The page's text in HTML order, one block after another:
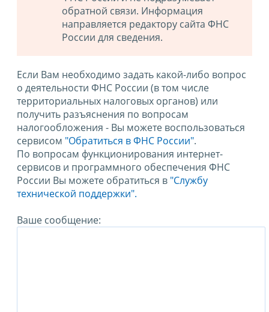
обратной связи. Информация
направляется редактору сайта ФНС
России для сведения.
Если Вам необходимо задать какой-либо вопрос
о деятельности ФНС России (в том числе
территориальных налоговых органов) или
получить разъяснения по вопросам
налогообложения - Вы можете воспользоваться
сервисом "Обратиться в ФНС России".
По вопросам функционирования интернет-
сервисов и программного обеспечения ФНС
России Вы можете обратиться в "Службу
технической поддержки".
Ваше сообщение: